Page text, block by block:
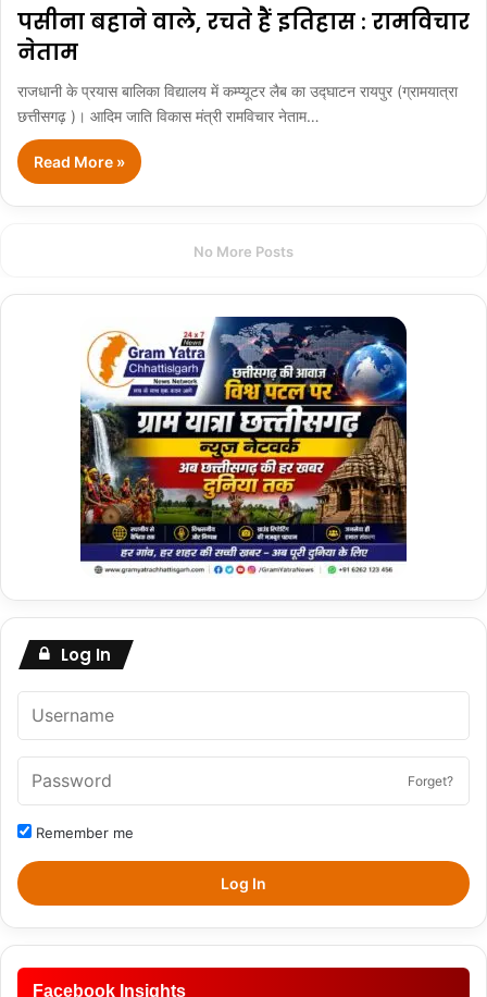
पसीना बहाने वाले, रचते हैं इतिहास : रामविचार
नेताम
राजधानी के प्रयास बालिका विद्यालय में कम्प्यूटर लैब का उद्घाटन रायपुर (ग्रामयात्रा
छत्तीसगढ़ )। आदिम जाति विकास मंत्री रामविचार नेताम…
Read More »
No More Posts
Log In
Forget?
Remember me
Log In
Facebook Insights